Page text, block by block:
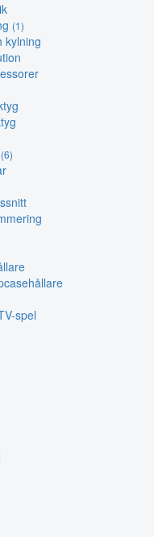
(1)
kylning
(6)
spel